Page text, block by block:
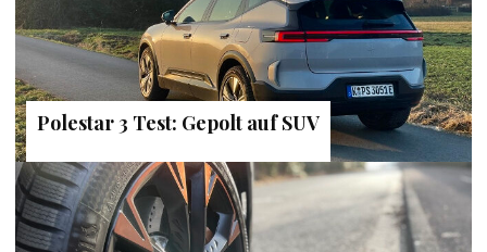
Polestar 3 Test: Gepolt auf SUV